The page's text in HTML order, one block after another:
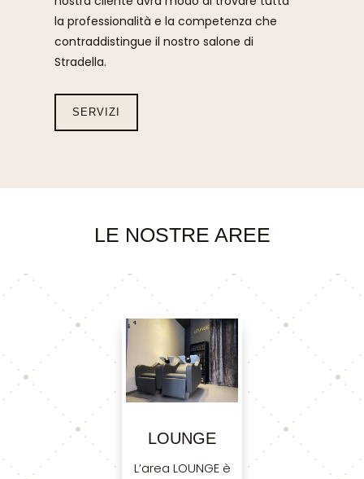
la professionalità e la competenza che
contraddistingue il nostro salone di
Stradella.
SERVIZI
LE NOSTRE AREE
LOUNGE
L’area LOUNGE è